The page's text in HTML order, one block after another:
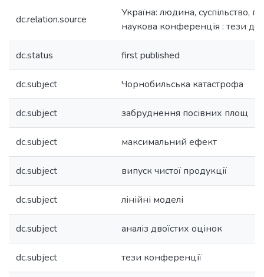
dc.relation.source
Україна: людина, суспільство,
наукова конференція : тези
dc.status first published
dc.subject Чорнобильська катастрофа
dc.subject забруднення посівних площ
dc.subject максимальний ефект
dc.subject випуск чистої продукції
dc.subject лінійні моделі
dc.subject аналіз двоїстих оцінок
dc.subject тези конференції